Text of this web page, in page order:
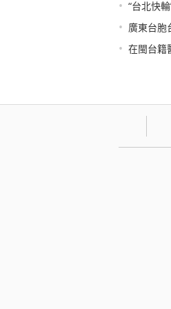
• “台北快
• 廣東台胞
• 在閩台籍